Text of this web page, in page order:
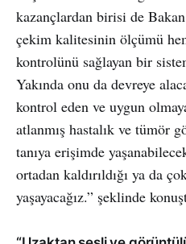
kazançlardan birisi de
çekim kalitesinin ölçümü
kontrolünü sağlayan bir
Yakında onu da devreye
kontrol eden ve uygun
atlanmış hastalık ve tümör
tanıya erişimde
ortadan kaldırıldığı ya da
yaşayacağız.” şeklinde